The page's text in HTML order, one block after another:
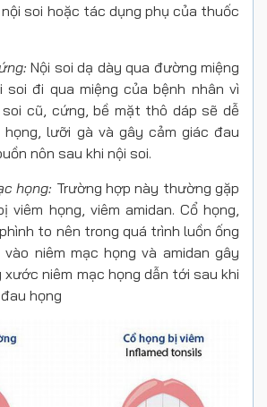
soi hoặc tác dụng phụ của thuốc
Nội soi dạ dày qua đường miệng
soi đi qua miệng của bệnh nhân vì
cũ, cứng, bề mặt thô dáp sẽ dễ
lưỡi gà và gây cảm giác đau
nôn sau khi nội soi.
họng: Trường hợp này thường gặp
viêm họng, viêm amidan. Cổ họng,
to nên trong quá trình luồn ống
niêm mạc họng và amidan gây
niêm mạc họng dẫn tới sau khi
họng